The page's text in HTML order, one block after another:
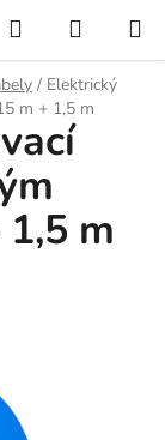
Hledat
KOŠÍK
/ Elektrický
m + 1,5 m
m